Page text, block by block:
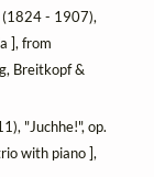
(1824 - 1907),
], from
Breitkopf &
"Juchhe!", op.
with piano ],